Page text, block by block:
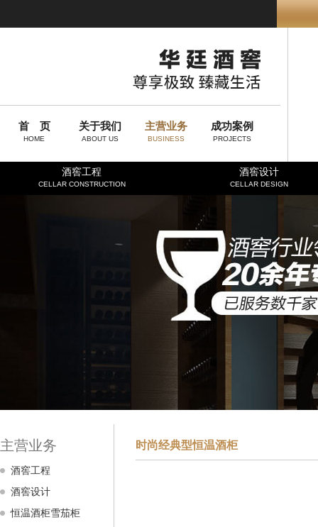
首 页
HOME
关于我们
ABOUT US
主营业务
BUSINESS
成功案例
PROJECTS
酒窖工程
CELLAR CONSTRUCTION
酒窖设计
CELLAR DESIGN
主营业务
酒窖工程
酒窖设计
恒温酒柜雪茄柜
时尚经典型恒温酒柜